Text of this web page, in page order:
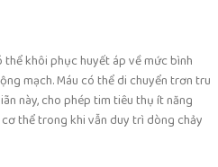
thể khôi phục huyết áp về mức bình
mạch. Máu có thể di chuyển trơn tru
này, cho phép tim tiêu thụ ít năng
thể trong khi vẫn duy trì dòng chảy